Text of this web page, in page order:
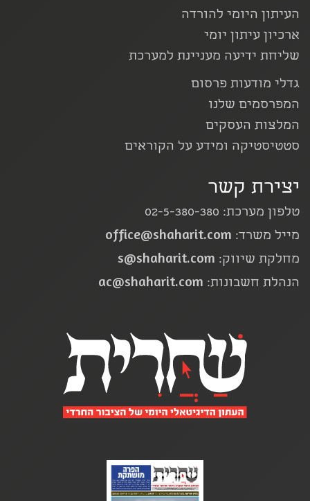
העיתון היומי להורדה
ארכיון עיתון יומי
שליחת ידיעה מעניינת למערכת
גדלי מודעות פרסום
המפרסמים שלנו
המלצות העסקים
סטטיסטיקה ומידע על הקוראים
יצירת קשר
טלפון מערכת: 02-5-380-380
מייל משרד: office@shaharit.com
מחלקת שיווק: s@shaharit.com
הנהלת חשבונות: ac@shaharit.com